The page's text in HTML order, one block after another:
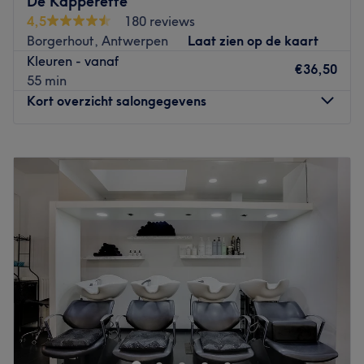
dicht bij verschillende bushaltes en tramhaltes. Dankzij
onze centrale ligging zijn we vlot bereikbaar, zowel
vanuit het centrum van Antwerpen als vanuit de
omliggende gemeenten.
4,5
180 reviews
Borgerhout, Antwerpen
Laat zien op de kaart
Kleuren - vanaf
55 min
€36,50
Kort overzicht salongegevens
Dinsdag
Gesloten
Woensdag
Gesloten
Donderdag
09:00– 11:30
09:00–11:30
Bij kapsalonDe Kapperette in Borgerhout bijAntwerpen
kan je terecht voorknip- en kleurbehandelingen, het
kleuren en epileren van je wenkbrauwenen het
aanbrengen vanmake-up